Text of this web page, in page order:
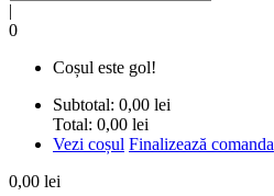
|
0
Coșul este gol!
Subtotal: 0,00 lei
Total: 0,00 lei
Vezi coșul Finalizează comanda
0,00 lei